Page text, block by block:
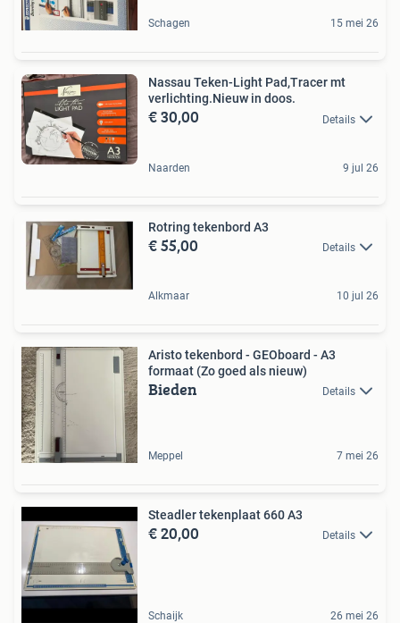
Schagen 15 mei 26
Nassau Teken-Light Pad,Tracer mt
verlichting.Nieuw in doos.
€ 30,00 Details
Naarden 9 jul 26
Rotring tekenbord A3
€ 55,00 Details
Alkmaar 10 jul 26
Aristo tekenbord - GEOboard - A3
formaat (Zo goed als nieuw)
Bieden Details
Meppel 7 mei 26
Steadler tekenplaat 660 A3
€ 20,00 Details
Schaijk 26 mei 26